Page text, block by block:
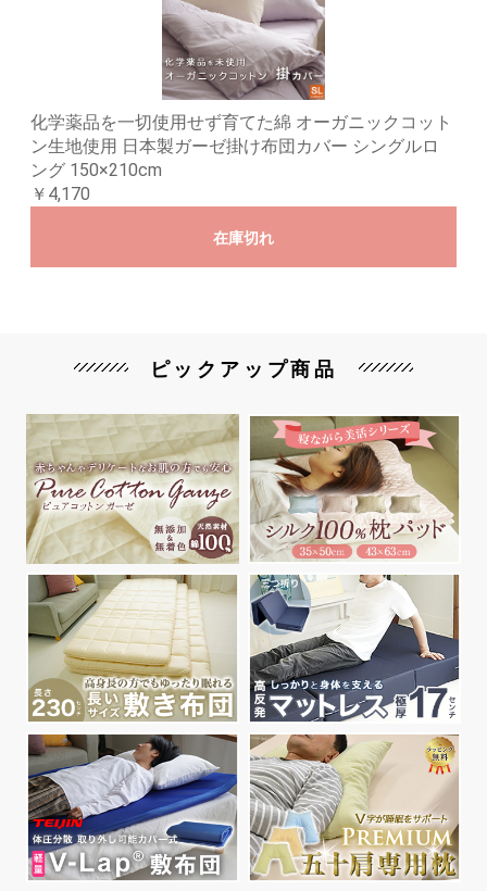
化学薬品を一切使用せず育てた綿 オーガニックコット
ン生地使用 日本製ガーゼ掛け布団カバー シングルロ
ング 150×210cm
￥4,170
在庫切れ
ピックアップ商品